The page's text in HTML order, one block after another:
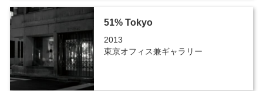
51% Tokyo
2013
東京オフィス兼ギャラリー